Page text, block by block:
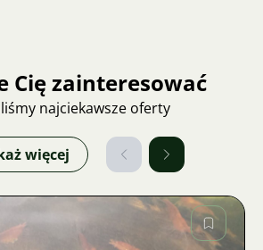
Cię zainteresować
najciekawsze oferty
więcej